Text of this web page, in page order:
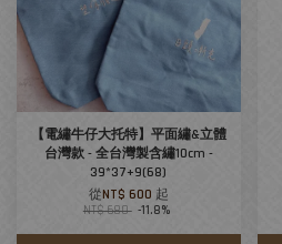
【電繡牛仔大托特】平面繡&立體
台灣款 - 全台灣製含繡10cm -
39*37+9(68)
從NT$ 600 起
NT$ 680 -11.8%